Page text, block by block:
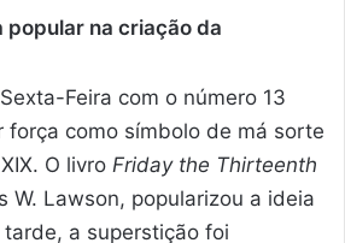
popular na criação da
Feira com o número 13
força como símbolo de má sorte
O livro Friday the Thirteenth
W. Lawson, popularizou a ideia
a superstição foi